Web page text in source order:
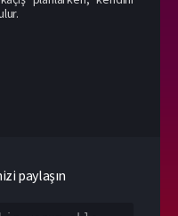
paylaşın